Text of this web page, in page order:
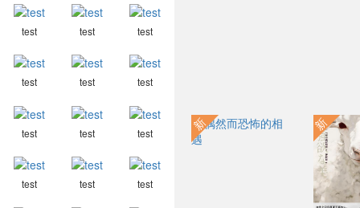
test test test
test test test
test test test
test test test
新 新